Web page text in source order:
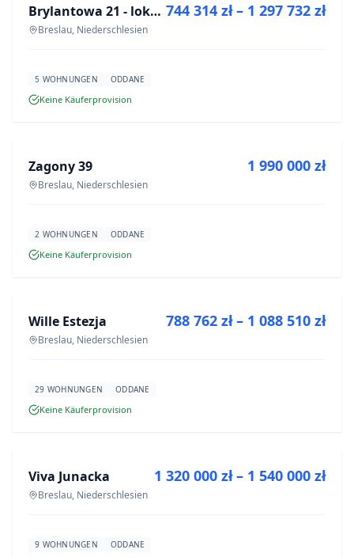
NEUBAU Brylantowa 21 - lokale usługowe
Breslau, Niederschlesien
744 314 zł – 1 297 732 zł
5 WOHNUNGEN ODDANE
Keine Käuferprovision
NEUBAU
Zagony 39
Breslau, Niederschlesien
1 990 000 zł
2 WOHNUNGEN ODDANE
Keine Käuferprovision
NEUBAU
Wille Estezja
Breslau, Niederschlesien
788 762 zł – 1 088 510 zł
29 WOHNUNGEN ODDANE
Keine Käuferprovision
NEUBAU
Viva Junacka
Breslau, Niederschlesien
1 320 000 zł – 1 540 000 zł
9 WOHNUNGEN ODDANE